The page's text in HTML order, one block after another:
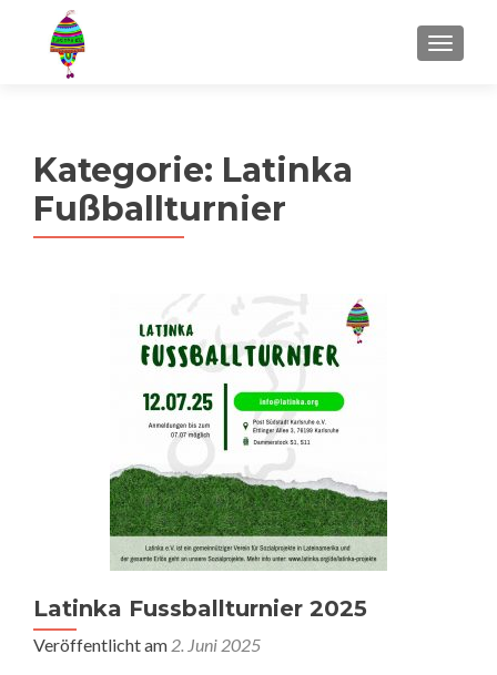
MENU
Kategorie: Latinka
Fußballturnier
Latinka Fussballturnier 2025
Veröffentlicht am 2. Juni 2025